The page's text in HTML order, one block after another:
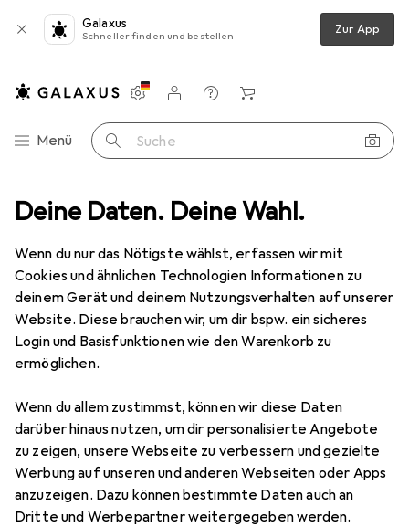
Deine Daten. Deine Wahl.
Wenn du nur das Nötigste wählst, erfassen wir mit
Cookies und ähnlichen Technologien Informationen zu
deinem Gerät und deinem Nutzungsverhalten auf unserer
Website. Diese brauchen wir, um dir bspw. ein sicheres
Login und Basisfunktionen wie den Warenkorb zu
ermöglichen.
Wenn du allem zustimmst, können wir diese Daten
darüber hinaus nutzen, um dir personalisierte Angebote
zu zeigen, unsere Webseite zu verbessern und gezielte
Werbung auf unseren und anderen Webseiten oder Apps
anzuzeigen. Dazu können bestimmte Daten auch an
Dritte und Werbepartner weitergegeben werden.
Galaxus
Schneller finden und bestellen Zur App
Navigation nach Kategorien
Menü Suche
Einstellungen
Kundenkonto
Vergleichslisten
Merklisten
Warenkorb
Bridges + Router Router Innovaphone IP811 VOIP-GATEWAY
2 Bilder
Innovaphone IP811 VOIP-GATEWAY
EUR
1786,10
Schneller lieferbar
Angebot für
Bewertungen Marke